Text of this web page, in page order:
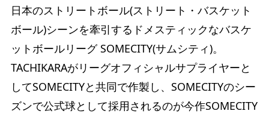
日本のストリートボール(ストリート・バスケット
ボール)シーンを牽引するドメスティックなバスケ
ットボールリーグ SOMECITY(サムシティ)。
TACHIKARAがリーグオフィシャルサプライヤーと
してSOMECITYと共同で作製し、SOMECITYのシー
ズンで公式球として採用されるのが今作SOMECITY